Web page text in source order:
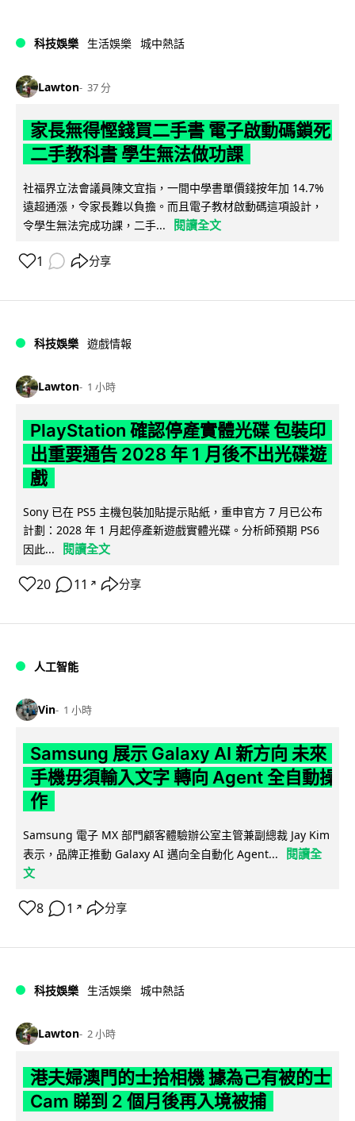
科技娛樂 生活娛樂 城中熱話
Lawton 37 分
家長無得慳錢買二手書 電子啟動碼鎖死
二手教科書 學生無法做功課
社福界立法會議員陳文宜指，一間中學書單價錢按年加 14.7%
遠超通漲，令家長難以負擔。而且電子教材啟動碼這項設計，
令學生無法完成功課，二手...
閱讀全文
1 分享
科技娛樂 遊戲情報
Lawton 1 小時
PlayStation 確認停產實體光碟 包裝印
出重要通告 2028 年 1 月後不出光碟遊
戲
Sony 已在 PS5 主機包裝加貼提示貼紙，重申官方 7 月已公布
計劃：2028 年 1 月起停產新遊戲實體光碟。分析師預期 PS6
因此...
閱讀全文
20 11 ↗ 分享
人工智能
Vin 1 小時
Samsung 展示 Galaxy AI 新方向 未來
手機毋須輸入文字 轉向 Agent 全自動操
作
Samsung 電子 MX 部門顧客體驗辦公室主管兼副總裁 Jay Kim
表示，品牌正推動 Galaxy AI 邁向全自動化 Agent...
閱讀全
文
8 1 ↗ 分享
科技娛樂 生活娛樂 城中熱話
Lawton 2 小時
港夫婦澳門的士拾相機 據為己有被的士
Cam 睇到 2 個月後再入境被捕